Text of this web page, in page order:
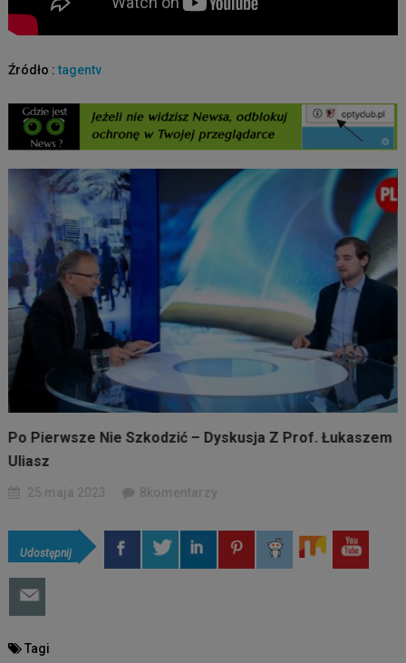
Źródło :tagentv
Z Prof. Łukaszem Przetrzyj Oczy, Umyj Uszy, Siądź
Udostępnij
Tagi